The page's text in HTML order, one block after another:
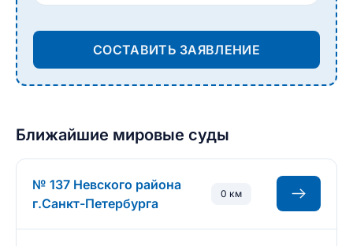
СОСТАВИТЬ ЗАЯВЛЕНИЕ
Ближайшие мировые суды
№ 137 Невского района
г.Санкт-Петербурга
0 км